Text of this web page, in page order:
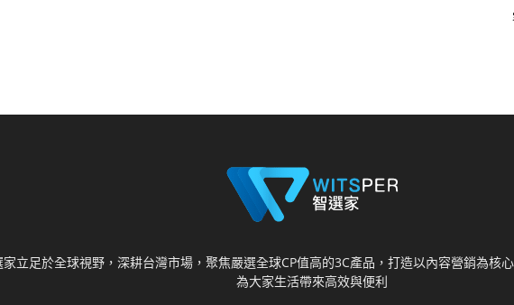
立足於全球視野，深耕台灣市場，聚焦嚴選全球CP值高的3C產品，打造以內容營銷為核
為大家生活帶來高效與便利